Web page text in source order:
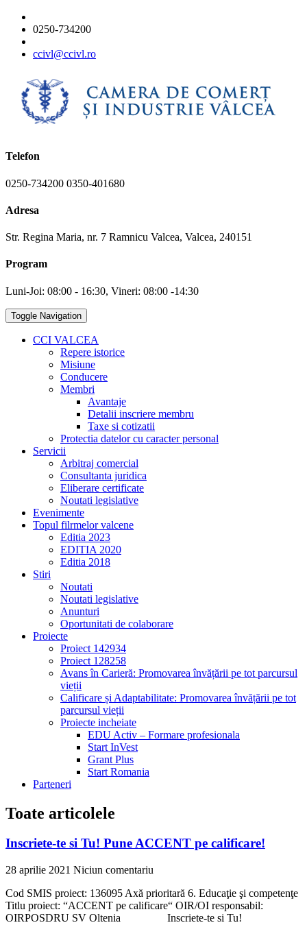
0250-734200
ccivl@ccivl.ro
Telefon
0250-734200 0350-401680
Adresa
Str. Regina Maria, nr. 7 Ramnicu Valcea, Valcea, 240151
Program
Luni-Joi: 08:00 - 16:30, Vineri: 08:00 -14:30
Toggle Navigation
CCI VALCEA
Repere istorice
Misiune
Conducere
Membri
Avantaje
Detalii inscriere membru
Taxe si cotizatii
Protectia datelor cu caracter personal
Servicii
Arbitraj comercial
Consultanta juridica
Eliberare certificate
Noutati legislative
Evenimente
Topul filrmelor valcene
Editia 2023
EDITIA 2020
Editia 2018
Stiri
Noutati
Noutati legislative
Anunturi
Oportunitati de colaborare
Proiecte
Proiect 142934
Proiect 128258
Avans în Carieră: Promovarea învățării pe tot parcursul
vieții
Calificare și Adaptabilitate: Promovarea învățării pe tot
parcursul vieții
Proiecte incheiate
EDU Activ – Formare profesionala
Start InVest
Grant Plus
Start Romania
Parteneri
Toate articolele
Inscriete-te si Tu! Pune ACCENT pe calificare!
28 aprilie 2021 Niciun comentariu
Cod SMIS proiect: 136095 Axă prioritară 6. Educaţie şi competenţe
Titlu proiect: “ACCENT pe calificare“ OIR/OI responsabil:
OIRPOSDRU SV Oltenia Inscriete-te si Tu!